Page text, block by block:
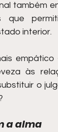
também
que
interior.
às
o
a alma